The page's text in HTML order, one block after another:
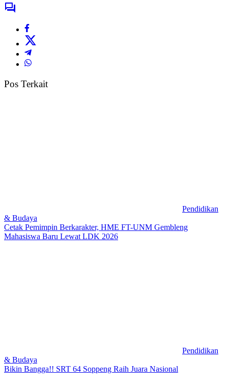
Pos Terkait
Pendidikan
& Budaya
Cetak Pemimpin Berkarakter, HME FT-UNM Gembleng
Mahasiswa Baru Lewat LDK 2026
Pendidikan
& Budaya
Bikin Bangga!! SRT 64 Soppeng Raih Juara Nasional